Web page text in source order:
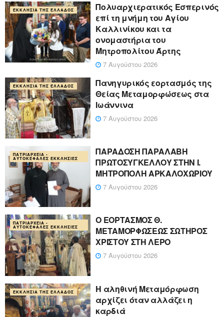
ΕΚΚΛΗΣΊΑ ΤΗΣ ΕΛΛΆΔΟΣ
Πολυαρχιερατικός Εσπερινός
επί τη μνήμη του Αγίου
Καλλινίκου και τα
ονομαστήρια του
Μητροπολίτου Άρτης
7 Αυγούστου 2026
ΕΚΚΛΗΣΊΑ ΤΗΣ ΕΛΛΆΔΟΣ
Πανηγυρικός εορτασμός της
Θείας Μεταμορφώσεως στα
Ιωάννινα
7 Αυγούστου 2026
ΠΑΤΡΙΑΡΧΕΊΑ -
ΑΥΤΟΚΈΦΑΛΕΣ ΕΚΚΛΗΣΊΕΣ
ΠΑΡΑΔΟΣΗ ΠΑΡΑΛΑΒΗ
ΠΡΩΤΟΣΥΓΚΕΛΛΟΥ ΣΤΗΝ Ι.
ΜΗΤΡΟΠΟΛΗ ΑΡΚΑΛΟΧΩΡΙΟΥ
7 Αυγούστου 2026
ΠΑΤΡΙΑΡΧΕΊΑ -
ΑΥΤΟΚΈΦΑΛΕΣ ΕΚΚΛΗΣΊΕΣ
Ο ΕΟΡΤΑΣΜΟΣ Θ.
ΜΕΤΑΜΟΡΦΩΣΕΩΣ ΣΩΤΗΡΟΣ
ΧΡΙΣΤΟΥ ΣΤΗ ΛΕΡΟ
7 Αυγούστου 2026
ΕΚΚΛΗΣΊΑ ΤΗΣ ΕΛΛΆΔΟΣ
Η αληθινή Μεταμόρφωση
αρχίζει όταν αλλάζει η
καρδιά